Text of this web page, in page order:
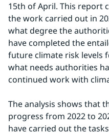
15th of April. This report
the work carried out in
what degree the
have completed the
future climate risk levels
what needs authorities
continued work with
The analysis shows that
progress from 2022 to
have carried out the